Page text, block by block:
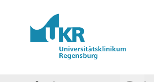
Springe zum Hauptinhalt